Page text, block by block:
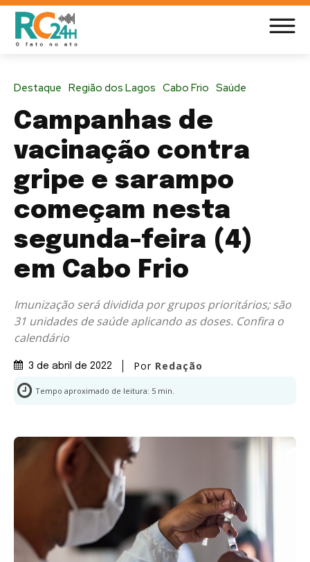
Destaque Região dos Lagos Cabo Frio Saúde
Campanhas de
vacinação contra
gripe e sarampo
começam nesta
segunda-feira (4)
em Cabo Frio
Imunização será dividida por grupos prioritários; são
31 unidades de saúde aplicando as doses. Confira o
calendário
3 de abril de 2022 Por Redação
Tempo aproximado de leitura: 5 min.